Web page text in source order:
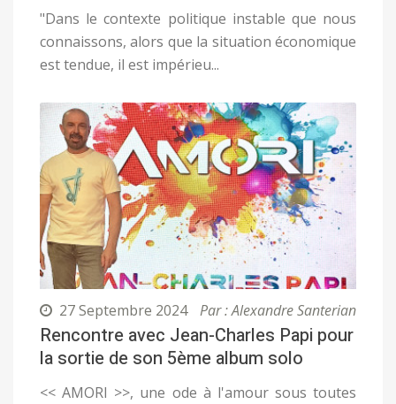
"Dans le contexte politique instable que nous
connaissons, alors que la situation économique
est tendue, il est impérieu...
27 Septembre 2024 Par : Alexandre Santerian
Rencontre avec Jean-Charles Papi pour
la sortie de son 5ème album solo
<< AMORI >>, une ode à l'amour sous toutes